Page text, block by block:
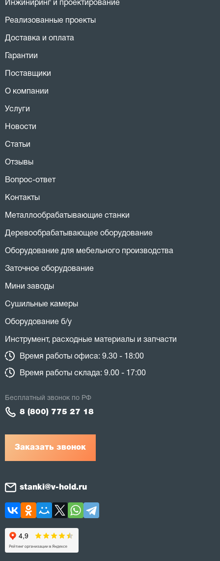
Инжиниринг и проектирование
Реализованные проекты
Доставка и оплата
Гарантии
Поставщики
О компании
Услуги
Новости
Статьи
Отзывы
Вопрос-ответ
Контакты
Металлообрабатывающие станки
Деревообрабатывающее оборудование
Оборудование для мебельного производства
Заточное оборудование
Мини заводы
Сушильные камеры
Оборудование б/у
Инструмент, расходные материалы и запчасти
Время работы офиса: 9.30 - 18:00
Время работы склада: 9.00 - 17:00
Заказать звонок
Бесплатный звонок по РФ
8 (800) 775 27 18
stanki@v-hold.ru